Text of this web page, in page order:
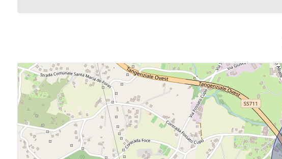
minime
Qualsiasi
1
2